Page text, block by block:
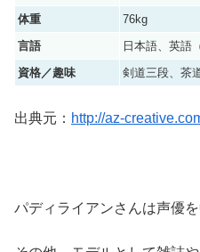
体重
76kg
言語
日本語、英語
資格／趣味
剣道三段、茶
出典元： http://az-
パディライアンさんは声優